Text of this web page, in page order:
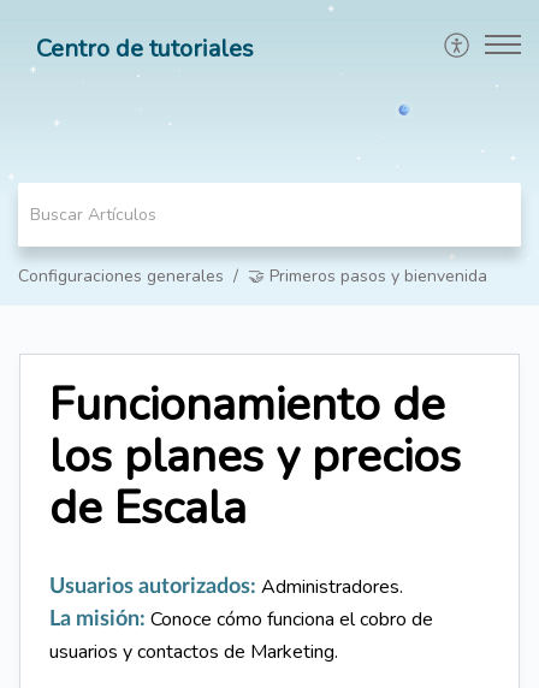
Centro de tutoriales
Configuraciones generales 🤝 Primeros pasos y bienvenida
Funcionamiento de
los planes y precios
de Escala
Usuarios autorizados: Administradores.
La misión: Conoce cómo funciona el cobro de
usuarios y contactos de Marketing.